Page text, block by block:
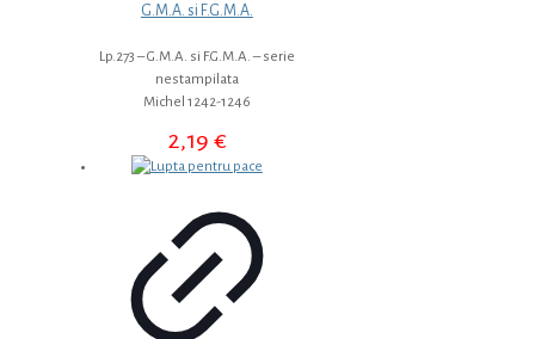
G.M.A. si F.G.M.A.
Lp.273 – G.M.A. si F.G.M.A. – serie
nestampilata
Michel 1242-1246
2,19 €